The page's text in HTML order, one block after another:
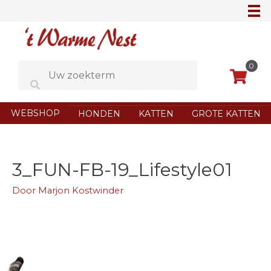
0
WEBSHOP HONDEN KATTEN GROTE KATTEN
3_FUN-FB-19_Lifestyle01
Door Marjon Kostwinder